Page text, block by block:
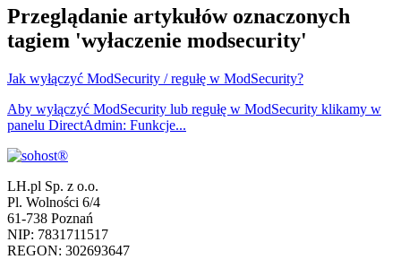
Przeglądanie artykułów oznaczonych
tagiem 'wyłaczenie modsecurity'
Jak wyłączyć ModSecurity / regułę w ModSecurity?
Aby wyłączyć ModSecurity lub regułę w ModSecurity klikamy w
panelu DirectAdmin: Funkcje...
LH.pl Sp. z o.o.
Pl. Wolności 6/4
61-738 Poznań
NIP: 7831711517
REGON: 302693647